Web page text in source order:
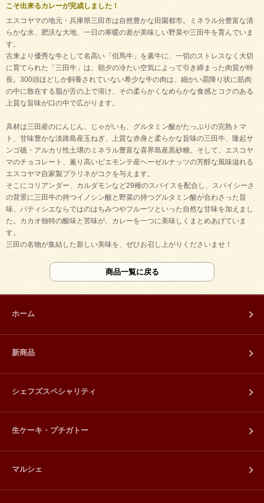
こそ出来るカレーが完成しました！
エスコヤマの地元・兵庫県三田市は自然豊かな田園都市。ミネラル分豊富な清
らかな水、肥沃な大地、一日の寒暖の差が美味しい野菜や三田牛を育んでいま
す。
古来より優秀な牛として名高い「但馬牛」を素牛に、一切のストレスなく大切
に育てられた「三田牛」は、朝夕の冷たい空気によって引き締まった肉質が特
長。300頭ほどしか飼養されていない希少な牛の肉は、細かい霜降り状に筋肉
の中に散在する脂が舌の上で溶け、その柔らかくなめらかな食感とコクのある
上質な旨味が口の中で広がります。
具材は三田産のにんじん、じゃがいも、グルタミン酸がたっぷりの完熟トマ
ト、甘味豊かな淡路島産玉ねぎ、上質な赤身と柔らかな旨味の三田牛、隆起サ
ンゴ礁・アルカリ性土壌のミネラル豊富な喜界島産黒砂糖。そして、エスコヤ
マのチョコレート、薫り高いピエモンテ産ヘーゼルナッツの芳醇な風味溢れる
エスコヤマ自家製プラリネがコクを与えます。
そこにコリアンダー、カルダモンなど29種のスパイスを配合し、スパイシーさ
の背景に三田牛の持つイノシン酸と野菜の持つグルタミン酸が合わさった旨
味、パティシエならではのはちみつやフルーツといった自然な甘味を加えまし
た。カカオ独特の酸味と苦味が、カレーを一つに美味しくまとめあげていま
す。
三田の名物が集結した新しい美味を、ぜひお召し上がりくださいませ！
商品一覧に戻る
ホーム
新商品
シェフズスペシャリティ
生ケーキ・プチガトー
マルシェ